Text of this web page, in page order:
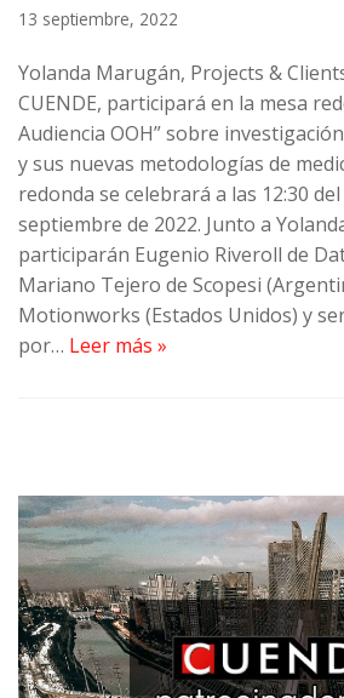
13 septiembre, 2022
Yolanda Marugán, Projects &
CUENDE, participará en la mesa
Audiencia OOH” sobre
y sus nuevas metodologías de
redonda se celebrará a las 12:30
septiembre de 2022. Junto a
participarán Eugenio Riveroll de
Mariano Tejero de Scopesi
Motionworks (Estados Unidos) y
por… Leer más »